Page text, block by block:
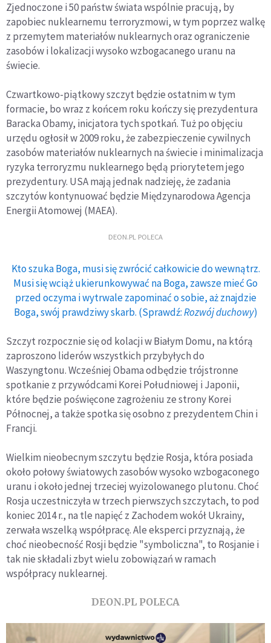
Zjednoczone i 50 państw świata wspólnie pracują, by
zapobiec nuklearnemu terroryzmowi, w tym poprzez walkę
z przemytem materiałów nuklearnych oraz ograniczenie
zasobów i lokalizacji wysoko wzbogacanego uranu na
świecie.
Czwartkowo-piątkowy szczyt będzie ostatnim w tym
formacie, bo wraz z końcem roku kończy się prezydentura
Baracka Obamy, inicjatora tych spotkań. Tuż po objęciu
urzędu ogłosił w 2009 roku, że zabezpieczenie cywilnych
zasobów materiałów nuklearnych na świecie i minimalizacja
ryzyka terroryzmu nuklearnego będą priorytetem jego
prezydentury. USA mają jednak nadzieję, że zadania
szczytów kontynuować będzie Międzynarodowa Agencja
Energii Atomowej (MAEA).
DEON.PL POLECA
Kto szuka Boga, musi się zwrócić całkowicie do wewnątrz.
Musi się wciąż ukierunkowywać na Boga, zawsze mieć Go
przed oczyma i wytrwale zapominać o sobie, aż znajdzie
Boga, swój prawdziwy skarb. (Sprawdź:Rozwój duchowy)
Szczyt rozpocznie się od kolacji w Białym Domu, na którą
zaproszono liderów wszystkich przybyłych do
Waszyngtonu. Wcześniej Obama odbędzie trójstronne
spotkanie z przywódcami Korei Południowej i Japonii,
które będzie poświęcone zagrożeniu ze strony Korei
Północnej, a także spotka się osobno z prezydentem Chin i
Francji.
Wielkim nieobecnym szczytu będzie Rosja, która posiada
około połowy światowych zasobów wysoko wzbogaconego
uranu i około jednej trzeciej wyizolowanego plutonu. Choć
Rosja uczestniczyła w trzech pierwszych szczytach, to pod
koniec 2014 r., na tle napięć z Zachodem wokół Ukrainy,
zerwała wszelką współpracę. Ale eksperci przyznają, że
choć nieobecność Rosji będzie "symboliczna", to Rosjanie i
tak nie składali zbyt wielu zobowiązań w ramach
współpracy nuklearnej.
DEON.PL POLECA